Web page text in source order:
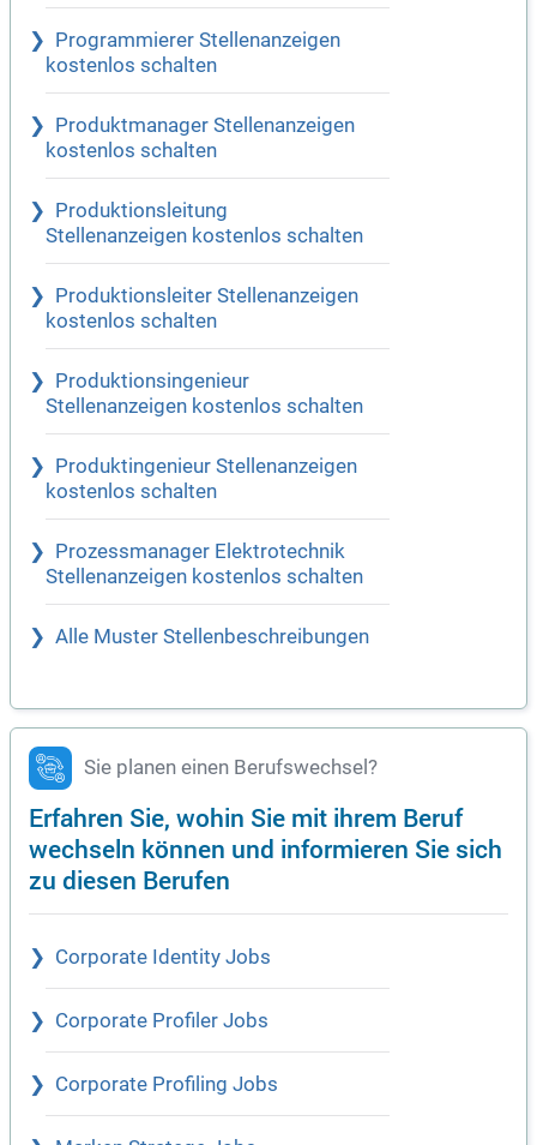
Programmierer Stellenanzeigen
kostenlos schalten
Produktmanager Stellenanzeigen
kostenlos schalten
Produktionsleitung
Stellenanzeigen kostenlos schalten
Produktionsleiter Stellenanzeigen
kostenlos schalten
Produktionsingenieur
Stellenanzeigen kostenlos schalten
Produktingenieur Stellenanzeigen
kostenlos schalten
Prozessmanager Elektrotechnik
Stellenanzeigen kostenlos schalten
Alle Muster Stellenbeschreibungen
Sie planen einen Berufswechsel?
Erfahren Sie, wohin Sie mit ihrem Beruf
wechseln können und informieren Sie sich
zu diesen Berufen
Corporate Identity Jobs
Corporate Profiler Jobs
Corporate Profiling Jobs